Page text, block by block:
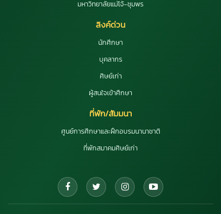
มหาวิทยาลัยแม่โจ้-ชุมพร
ลิงค์ด่วน
นักศึกษา
บุคลากร
ศิษย์เก่า
ผู้สนใจเข้าศึกษา
ที่พัก/สัมมนา
ศูนย์การศึกษาและฝึกอบรมนานาชาติ
ที่พักสมาคมศิษย์เก่า